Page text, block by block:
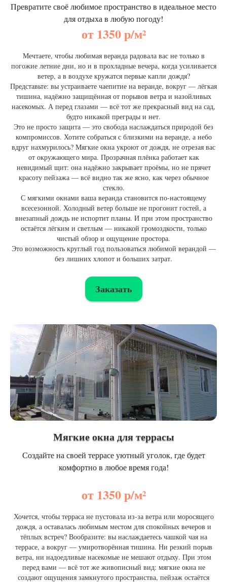
Превратите своё любимое пространство в идеальное место
для отдыха в любую погоду!
от 1350 р/м²
Мечтаете, чтобы любимая веранда радовала вас не только в
погожие летние дни, но и в прохладные вечера, когда усиливается
ветер, а в воздухе кружатся первые капли дождя?
Представьте: вы устраиваете чаепитие на веранде, вокруг — лёгкая
тишина, надёжно защищённая от порывов ветра и назойливых
насекомых. А перед глазами — всё тот же прекрасный вид на сад,
будто никакой преграды и нет.
Это не просто защита — это свобода наслаждаться природой без
компромиссов. Хотите собраться с близкими на веранде, а небо
вдруг нахмурилось? Мягкие окна укроют от дождя, не отрезая вас
от окружающего мира. Прозрачная плёнка работает как
невидимый щит: она надёжно закрывает проёмы, но не прячет
красоту пейзажа — всё видно так же ясно, как через обычное
стекло.
С мягкими окнами ваша веранда становится по-настоящему
всесезонной. Холодный ветер больше не прогонит гостей, а
внезапный дождь не испортит планы. И при этом пространство
остаётся лёгким и светлым — никакой громоздкости, только
чистый обзор и ощущение простора.
Это возможность круглый год пользоваться любимой верандой —
без лишних хлопот и больших затрат.
Заказать
Мягкие окна для террасы
Создайте на своей террасе уютный уголок, где будет
комфортно в любое время года!
от 1350 р/м²
Хочется, чтобы терраса не пустовала из‑за ветра или моросящего
дождя, а оставалась любимым местом для спокойных вечеров и
тёплых встреч? Вообразите: вы наслаждаетесь чашкой чая на
террасе, а вокруг — умиротворённая тишина. Ни резкий порыв
ветра, ни надоедливые насекомые не мешают отдыху. При этом
перед вами — всё тот же живописный вид: мягкие окна не
создают ощущения замкнутого пространства, пейзаж остаётся